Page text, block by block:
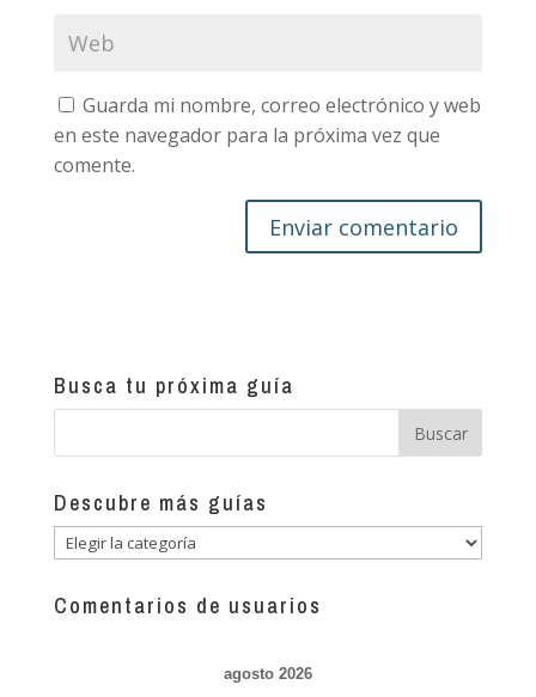
Guarda mi nombre, correo electrónico y web
en este navegador para la próxima vez que
comente.
Busca tu próxima guía
Descubre más guías
Descubre
guías
Comentarios de usuarios
agosto 2026